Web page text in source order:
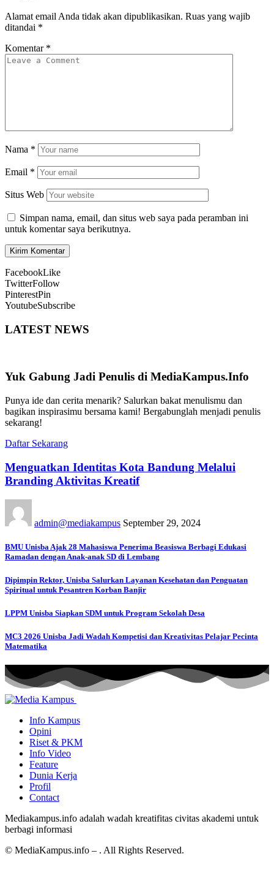
Alamat email Anda tidak akan dipublikasikan. Ruas yang wajib
ditandai *
Komentar *
Nama *
Email *
Situs Web
Simpan nama, email, dan situs web saya pada peramban ini
untuk komentar saya berikutnya.
FacebookLike
TwitterFollow
PinterestPin
YoutubeSubscribe
LATEST NEWS
Yuk Gabung Jadi Penulis di MediaKampus.Info
Punya ide dan cerita menarik? Salurkan bakat menulismu dan
bagikan inspirasimu bersama kami! Bergabunglah menjadi penulis
sekarang!
Daftar Sekarang
Menguatkan Identitas Kota Bandung Melalui
Branding Aktivitas Kreatif
admin@mediakampus September 29, 2024
BMU Unisba Ajak 28 Mahasiswa Penerima Beasiswa Berbagi Edukasi
Ramadan dengan Anak-anak SD di Lembang
Dipimpin Rektor, Unisba Salurkan Layanan Kesehatan dan Penguatan
Spiritual untuk Pesantren Korban Banjir
LPPM Unisba Siapkan SDM untuk Program Sekolah Desa
MC3 2026 Unisba Jadi Wadah Kompetisi dan Kreativitas Pelajar Pecinta
Matematika
Info Kampus
Opini
Riset & PKM
Info Video
Feature
Dunia Kerja
Profil
Contact
Mediakampus.info adalah wadah kreatifitas civitas akademi untuk
berbagi informasi
© MediaKampus.info – . All Rights Reserved.